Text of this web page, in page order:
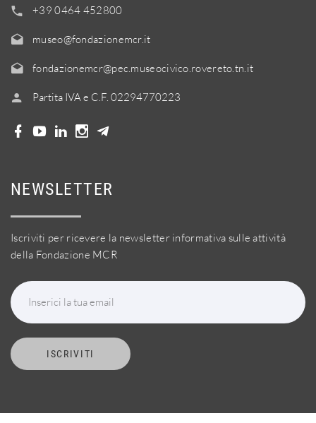
+39 0464 452800
museo@fondazionemcr.it
fondazionemcr@pec.museocivico.rovereto.tn.it
Partita IVA e C.F. 02294770223
NEWSLETTER
Iscriviti per ricevere la newsletter informativa sulle attività
della Fondazione MCR
Inserici la tua email
ISCRIVITI